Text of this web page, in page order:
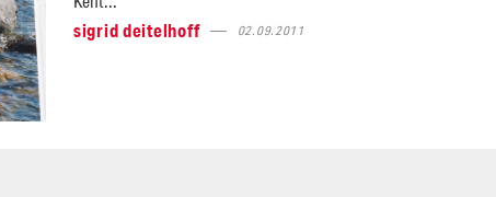
sigrid deitelhoff
02.09.2011